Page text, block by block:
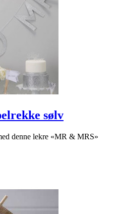
duft tilgjengelig når du er på